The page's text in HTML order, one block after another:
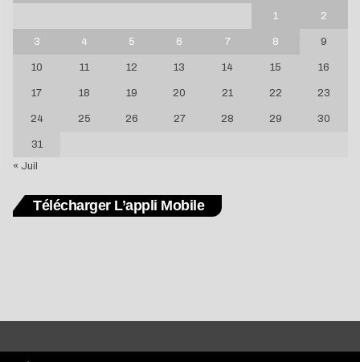
1 2
3 4 5 6 7 8 9
10 11 12 13 14 15 16
17 18 19 20 21 22 23
24 25 26 27 28 29 30
31
« Juil
Télécharger L’appli Mobile